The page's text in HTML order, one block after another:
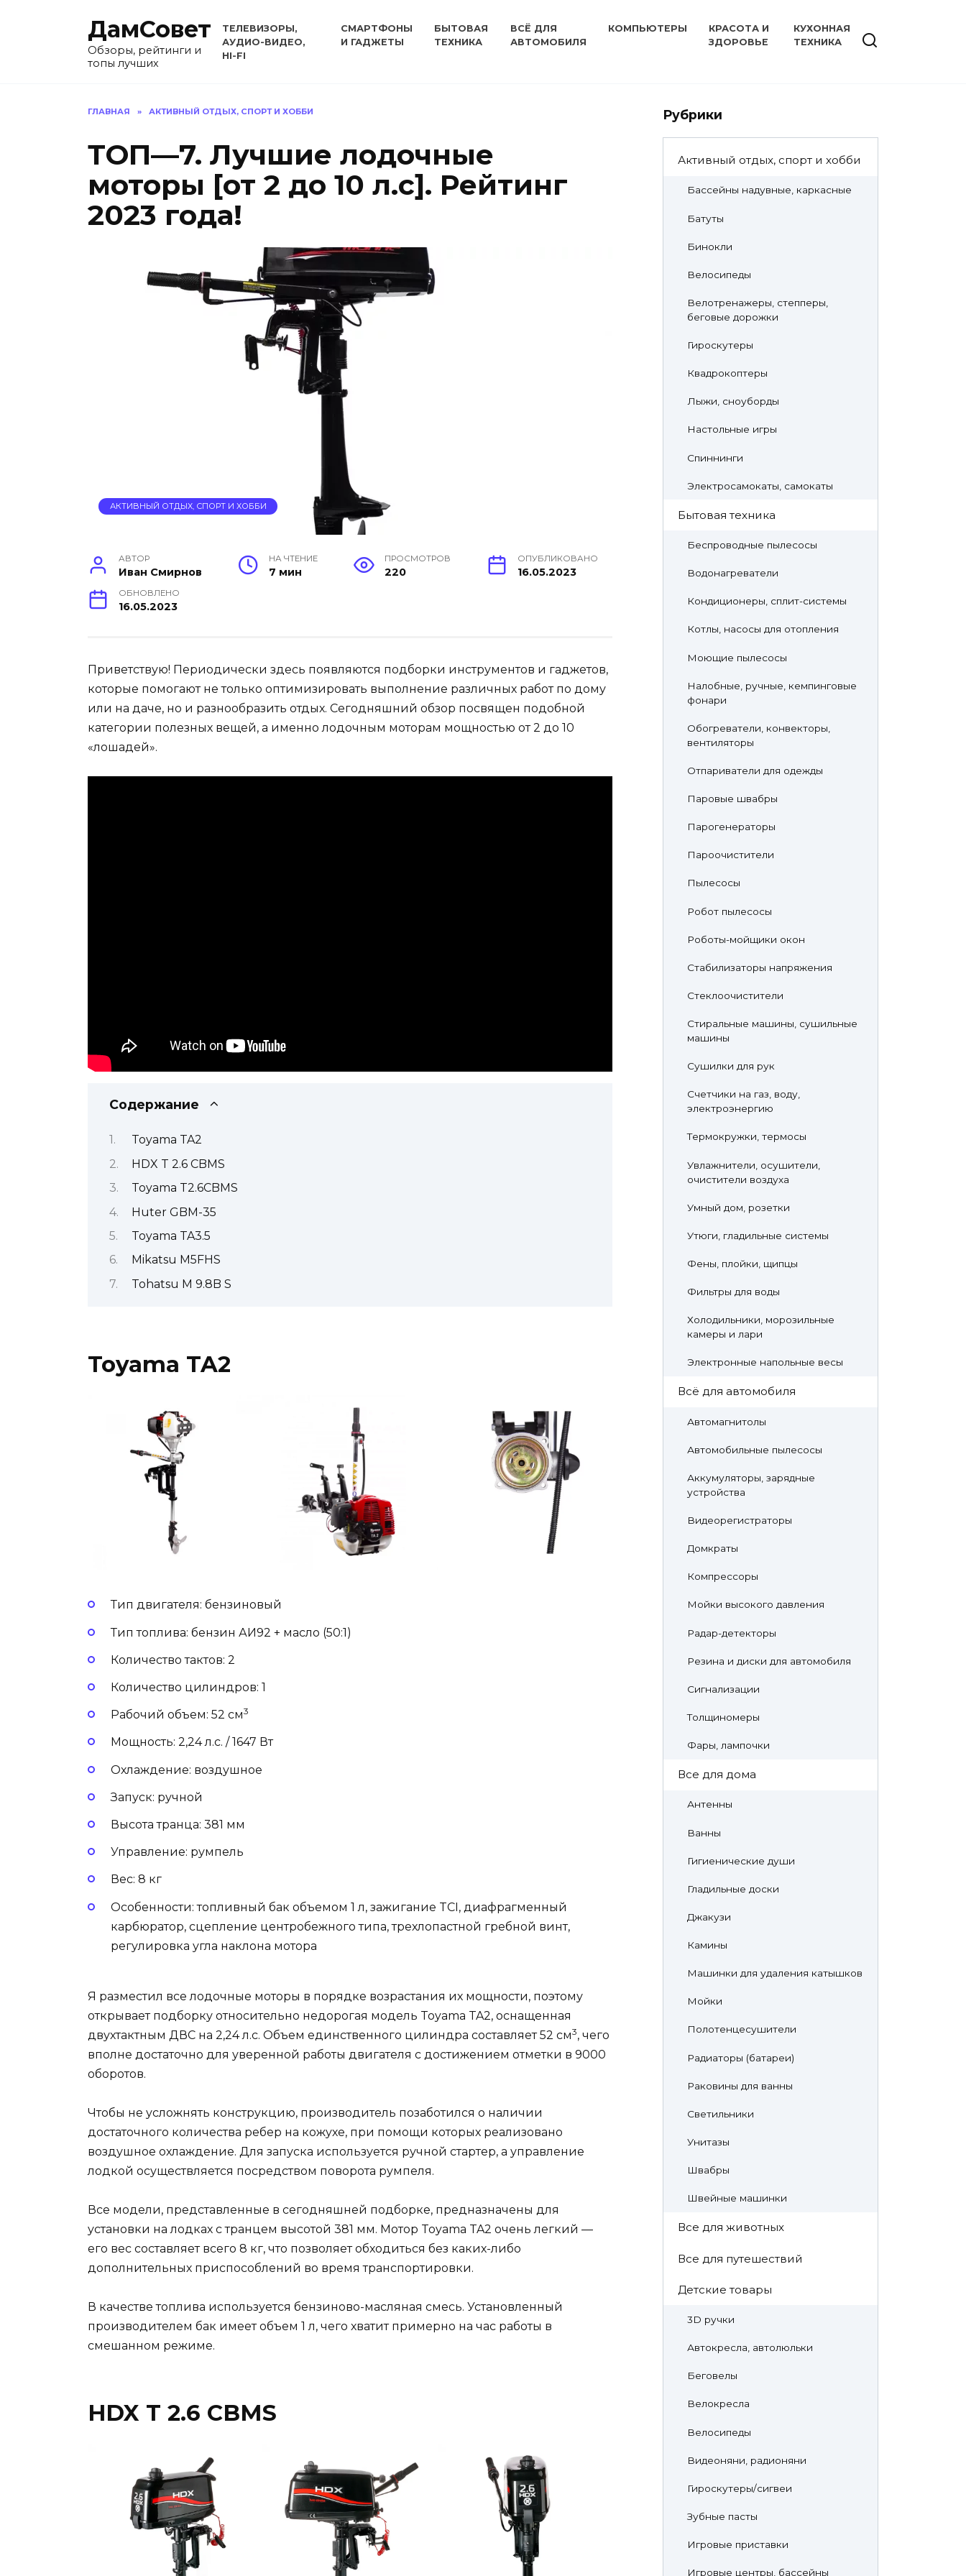
ДамСовет
Обзоры, рейтинги и
топы лучших
ТЕЛЕВИЗОРЫ,
АУДИО-ВИДЕО,
HI-FI
СМАРТФОНЫ
И ГАДЖЕТЫ
БЫТОВАЯ
ТЕХНИКА
ВСЁ ДЛЯ
АВТОМОБИЛЯ
КОМПЬЮТЕРЫ
КРАСОТА И
ЗДОРОВЬЕ
КУХОННАЯ
ТЕХНИКА
ГЛАВНАЯ » АКТИВНЫЙ ОТДЫХ, СПОРТ И ХОББИ
ТОП—7. Лучшие лодочные
моторы [от 2 до 10 л.с]. Рейтинг
2023 года!
АКТИВНЫЙ ОТДЫХ, СПОРТ И ХОББИ
АВТОР
Иван Смирнов
НА ЧТЕНИЕ
7 мин
ПРОСМОТРОВ
220
ОПУБЛИКОВАНО
16.05.2023
ОБНОВЛЕНО
16.05.2023
Приветствую! Периодически здесь появляются подборки инструментов и гаджетов,
которые помогают не только оптимизировать выполнение различных работ по дому
или на даче, но и разнообразить отдых. Сегодняшний обзор посвящен подобной
категории полезных вещей, а именно лодочным моторам мощностью от 2 до 10
«лошадей».
Содержание
Toyama TA2
HDX T 2.6 CBMS
Toyama T2.6CBMS
Huter GBM-35
Toyama TA3.5
Mikatsu M5FHS
Tohatsu M 9.8B S
Toyama TA2
Тип двигателя: бензиновый
Тип топлива: бензин АИ92 + масло (50:1)
Количество тактов: 2
Количество цилиндров: 1
Рабочий объем: 52 см3
Мощность: 2,24 л.с. / 1647 Вт
Охлаждение: воздушное
Запуск: ручной
Высота транца: 381 мм
Управление: румпель
Вес: 8 кг
Особенности: топливный бак объемом 1 л, зажигание TCI, диафрагменный
карбюратор, сцепление центробежного типа, трехлопастной гребной винт,
регулировка угла наклона мотора
Я разместил все лодочные моторы в порядке возрастания их мощности, поэтому
открывает подборку относительно недорогая модель Toyama TA2, оснащенная
двухтактным ДВС на 2,24 л.с. Объем единственного цилиндра составляет 52 см3, чего
вполне достаточно для уверенной работы двигателя с достижением отметки в 9000
оборотов.
Чтобы не усложнять конструкцию, производитель позаботился о наличии
достаточного количества ребер на кожухе, при помощи которых реализовано
воздушное охлаждение. Для запуска используется ручной стартер, а управление
лодкой осуществляется посредством поворота румпеля.
Все модели, представленные в сегодняшней подборке, предназначены для
установки на лодках с транцем высотой 381 мм. Мотор Toyama TA2 очень легкий —
его вес составляет всего 8 кг, что позволяет обходиться без каких-либо
дополнительных приспособлений во время транспортировки.
В качестве топлива используется бензиново-масляная смесь. Установленный
производителем бак имеет объем 1 л, чего хватит примерно на час работы в
смешанном режиме.
HDX T 2.6 CBMS
Рубрики
Активный отдых, спорт и хобби
Бассейны надувные, каркасные
Батуты
Бинокли
Велосипеды
Велотренажеры, степперы,
беговые дорожки
Гироскутеры
Квадрокоптеры
Лыжи, сноуборды
Настольные игры
Спиннинги
Электросамокаты, самокаты
Бытовая техника
Беспроводные пылесосы
Водонагреватели
Кондиционеры, сплит-системы
Котлы, насосы для отопления
Моющие пылесосы
Налобные, ручные, кемпинговые
фонари
Обогреватели, конвекторы,
вентиляторы
Отпариватели для одежды
Паровые швабры
Парогенераторы
Пароочистители
Пылесосы
Робот пылесосы
Роботы-мойщики окон
Стабилизаторы напряжения
Стеклоочистители
Стиральные машины, сушильные
машины
Сушилки для рук
Счетчики на газ, воду,
электроэнергию
Термокружки, термосы
Увлажнители, осушители,
очистители воздуха
Умный дом, розетки
Утюги, гладильные системы
Фены, плойки, щипцы
Фильтры для воды
Холодильники, морозильные
камеры и лари
Электронные напольные весы
Всё для автомобиля
Автомагнитолы
Автомобильные пылесосы
Аккумуляторы, зарядные
устройства
Видеорегистраторы
Домкраты
Компрессоры
Мойки высокого давления
Радар-детекторы
Резина и диски для автомобиля
Сигнализации
Толщиномеры
Фары, лампочки
Все для дома
Антенны
Ванны
Гигиенические души
Гладильные доски
Джакузи
Камины
Машинки для удаления катышков
Мойки
Полотенцесушители
Радиаторы (батареи)
Раковины для ванны
Светильники
Унитазы
Швабры
Швейные машинки
Все для животных
Все для путешествий
Детские товары
3D ручки
Автокресла, автолюльки
Беговелы
Велокресла
Велосипеды
Видеоняни, радионяни
Гироскутеры/сигвеи
Зубные пасты
Игровые приставки
Игровые центры, бассейны